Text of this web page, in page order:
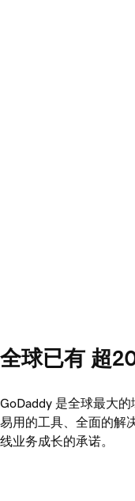
全球已有 超
GoDaddy 是全球最大
易用的工具、全面的解
线业务成长的承诺。